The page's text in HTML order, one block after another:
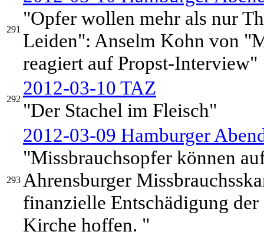
291
"Opfer wollen mehr als nur
Leiden": Anselm Kohn von
reagiert auf Propst-Interview"
292
2012-03-10 TAZ
"Der Stachel im Fleisch"
293
2012-03-09 Hamburger
"Missbrauchsopfer können
Ahrensburger
finanzielle Entschädigung
Kirche hoffen. "